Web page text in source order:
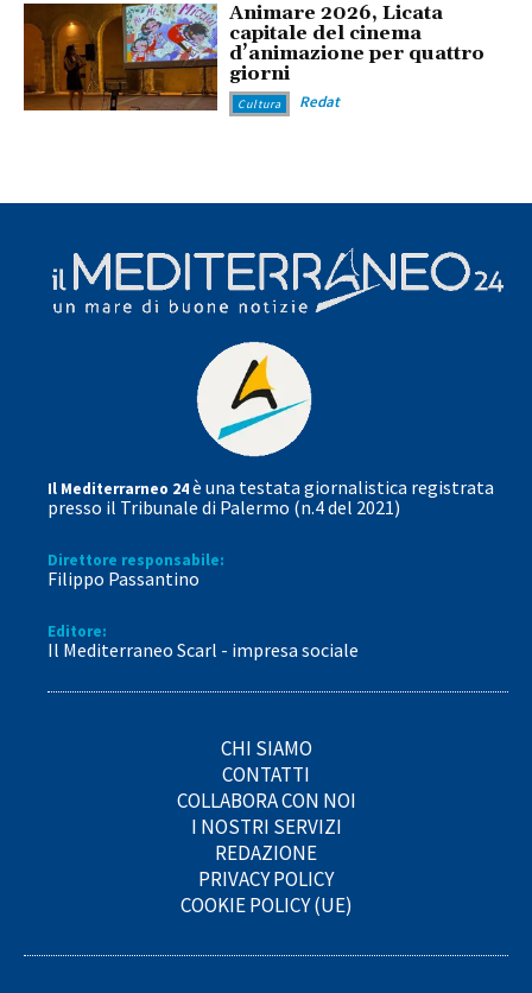
Animare 2026, Licata
capitale del cinema
d’animazione per quattro
giorni
Cultura Redat
Il Mediterrarneo 24è una testata giornalistica registrata
presso il Tribunale di Palermo (n.4 del 2021)
Direttore responsabile:
Filippo Passantino
Editore:
Il Mediterraneo Scarl - impresa sociale
CHI SIAMO
CONTATTI
COLLABORA CON NOI
I NOSTRI SERVIZI
REDAZIONE
PRIVACY POLICY
COOKIE POLICY (UE)